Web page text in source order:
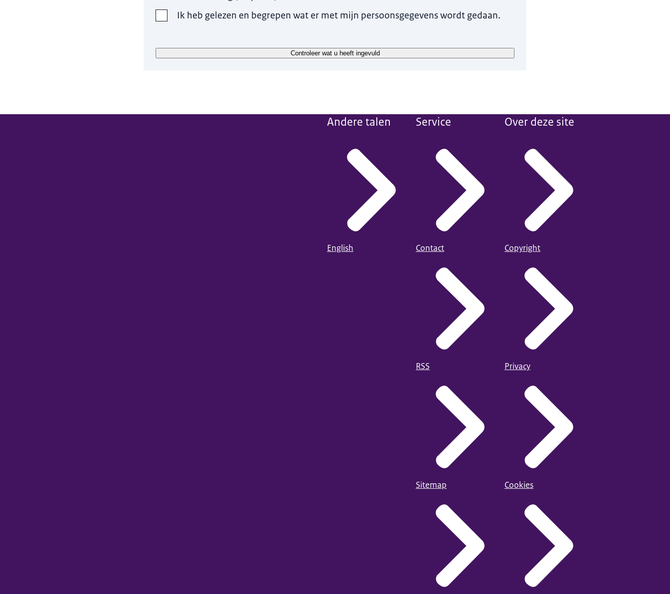
Wij gebruiken uw gegevens, met uw toestemming, omdat wij anders niet in staat zijn om uw vraag te
beantwoorden
Wij gebruiken uw gegevens om uw vraag te beantwoorden. Uw vraag wordt door onze eigen
Ik heb gelezen en begrepen wat er met mijn persoonsgegevens wordt gedaan.
Controleer wat u heeft ingevuld
Andere talen
English
Service
Contact
RSS
Sitemap
Over deze site
Copyright
Privacy
Cookies